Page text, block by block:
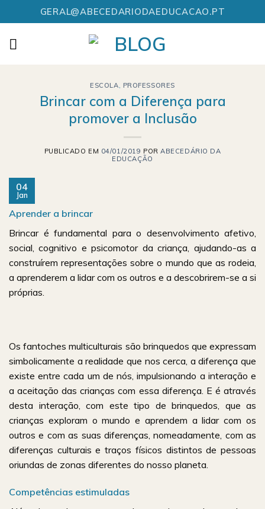
to
content
GERAL@ABECEDARIODAEDUCACAO.PT
ESCOLA, PROFESSORES
Brincar com a Diferença para
promover a Inclusão
PUBLICADO EM 04/01/2019 PORABECEDÁRIO DA
EDUCAÇÃO
04
Jan
Aprender a brincar
Brincar é fundamental para o desenvolvimento afetivo,
social, cognitivo e psicomotor da criança, ajudando-as a
construírem representações sobre o mundo que as rodeia,
a aprenderem a lidar com os outros e a descobrirem-se a si
próprias.
Os fantoches multiculturais são brinquedos que expressam
simbolicamente a realidade que nos cerca, a diferença que
existe entre cada um de nós, impulsionando a interação e
a aceitação das crianças com essa diferença. E é através
desta interação, com este tipo de brinquedos, que as
crianças exploram o mundo e aprendem a lidar com os
outros e com as suas diferenças, nomeadamente, com as
diferenças culturais e traços físicos distintos de pessoas
oriundas de zonas diferentes do nosso planeta.
Competências estimuladas